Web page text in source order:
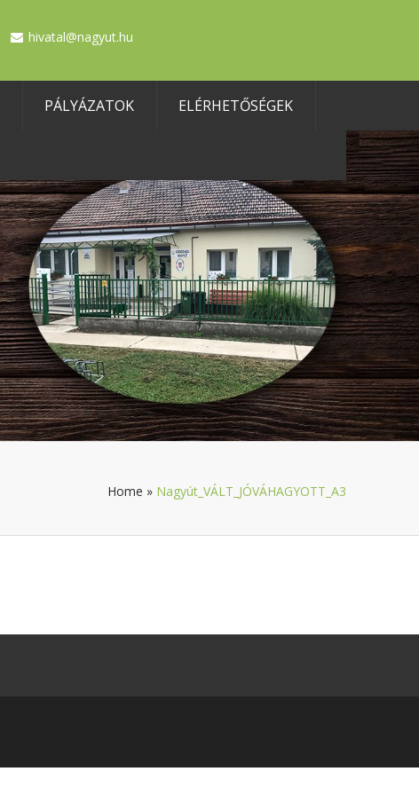
hivatal@nagyut.hu
PÁLYÁZATOK ELÉRHETŐSÉGEK
Home » Nagyút_VÁLT_JÓVÁHAGYOTT_A3